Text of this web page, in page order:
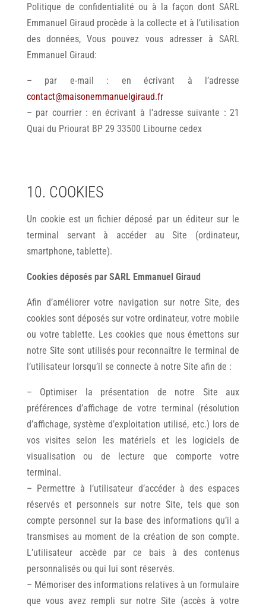
Politique de confidentialité ou à la façon dont SARL
Emmanuel Giraud procède à la collecte et à l’utilisation
des données, Vous pouvez vous adresser à SARL
Emmanuel Giraud:
– par e-mail : en écrivant à l’adresse
contact@maisonemmanuelgiraud.fr
– par courrier : en écrivant à l’adresse suivante : 21
Quai du Priourat BP 29 33500 Libourne cedex
10. COOKIES
Un cookie est un fichier déposé par un éditeur sur le
terminal servant à accéder au Site (ordinateur,
smartphone, tablette).
Cookies déposés par SARL Emmanuel Giraud
Afin d’améliorer votre navigation sur notre Site, des
cookies sont déposés sur votre ordinateur, votre mobile
ou votre tablette. Les cookies que nous émettons sur
notre Site sont utilisés pour reconnaître le terminal de
l’utilisateur lorsqu’il se connecte à notre Site afin de :
– Optimiser la présentation de notre Site aux
préférences d’affichage de votre terminal (résolution
d’affichage, système d’exploitation utilisé, etc.) lors de
vos visites selon les matériels et les logiciels de
visualisation ou de lecture que comporte votre
terminal.
– Permettre à l’utilisateur d’accéder à des espaces
réservés et personnels sur notre Site, tels que son
compte personnel sur la base des informations qu’il a
transmises au moment de la création de son compte.
L’utilisateur accède par ce bais à des contenus
personnalisés ou qui lui sont réservés.
– Mémoriser des informations relatives à un formulaire
que vous avez rempli sur notre Site (accès à votre